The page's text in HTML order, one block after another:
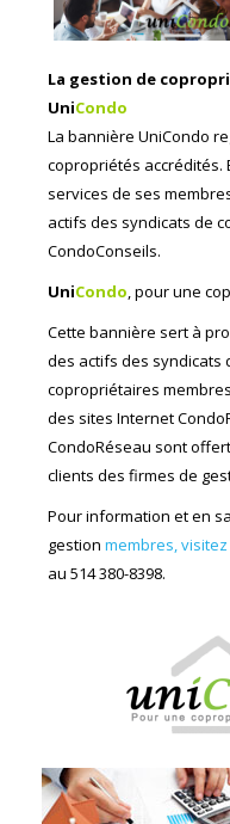
La gestion de
UniCondo
La bannière UniCondo
copropriétés accrédités.
services de ses
actifs des syndicats de
CondoConseils.
UniCondo , pour une
Cette bannière sert à
des actifs des syndicats
copropriétaires
des sites Internet
CondoRéseau sont
clients des firmes de
Pour information et en
gestion membres,
au 514 380-8398.